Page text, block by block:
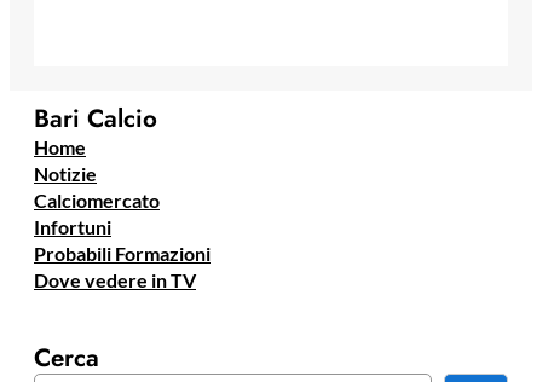
Bari Calcio
Home
Notizie
Calciomercato
Infortuni
Probabili Formazioni
Dove vedere in TV
Cerca